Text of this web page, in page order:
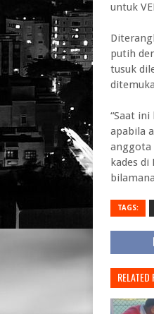
untuk
putih
tusuk
“Saat
apabila
anggota
kades
TAGS:
RELATED